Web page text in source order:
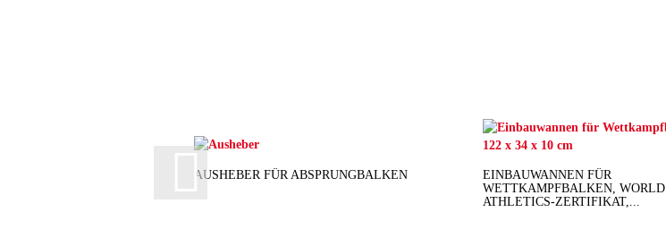
AUSHEBER FÜR ABSPRUNGBALKEN
EINBAUWANNEN FÜR
WETTKAMPFBALKEN, WORLD
ATHLETICS-ZERTIFIKAT,...